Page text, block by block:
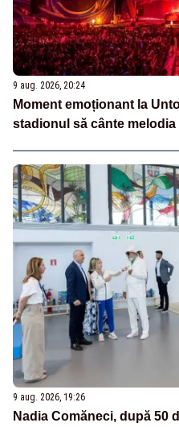
9 aug. 2026, 20:24
Moment emoționant la
stadionul să cânte melodia
9 aug. 2026, 19:26
Nadia Comăneci, după 50